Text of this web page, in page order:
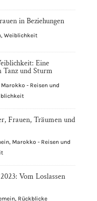
in Beziehungen
, Weiblichkeit
Eine
und Sturm
Marokko - Reisen und
Frauen, Träumen und
, Marokko - Reisen und
Vom Loslassen
, Rückblicke